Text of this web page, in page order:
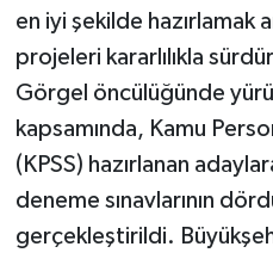
en iyi şekilde hazırlamak
projeleri kararlılıkla
Görgel öncülüğünde
kapsamında, Kamu
(KPSS) hazırlanan
deneme sınavlarının
gerçekleştirildi.